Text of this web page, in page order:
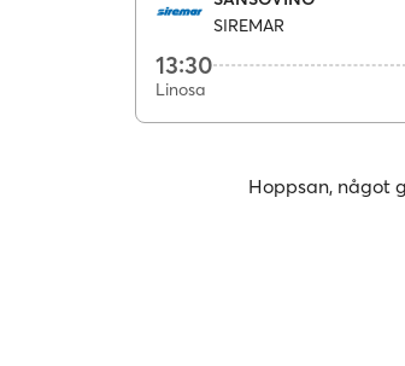
SIREMAR
13:30
Linosa
Hoppsan, något